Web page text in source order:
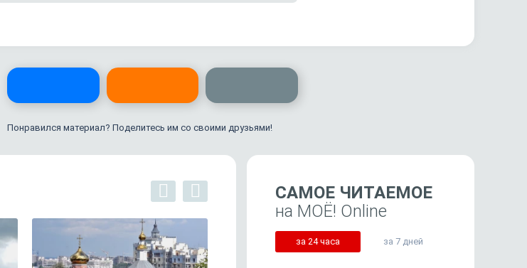
Понравился материал? Поделитесь им со своими друзьями!
САМОЕ ЧИТАЕМОЕ
на МОЁ! Online
за 24 часа за 7 дней